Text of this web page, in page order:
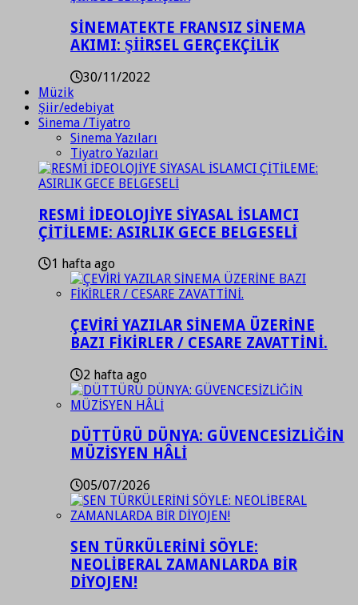
SİNEMATEKTE FRANSIZ SİNEMA
AKIMI: ŞİİRSEL GERÇEKÇİLİK
30/11/2022
Müzik
Şiir/edebiyat
Sinema /Tiyatro
Sinema Yazıları
Tiyatro Yazıları
RESMİ İDEOLOJİYE SİYASAL İSLAMCI
ÇİTİLEME: ASIRLIK GECE BELGESELİ
1 hafta ago
ÇEVİRİ YAZILAR SİNEMA ÜZERİNE
BAZI FİKİRLER / CESARE ZAVATTİNİ.
2 hafta ago
DÜTTÜRÜ DÜNYA: GÜVENCESİZLİĞİN
MÜZİSYEN HÂLİ
05/07/2026
SEN TÜRKÜLERİNİ SÖYLE:
NEOLİBERAL ZAMANLARDA BİR
DİYOJEN!